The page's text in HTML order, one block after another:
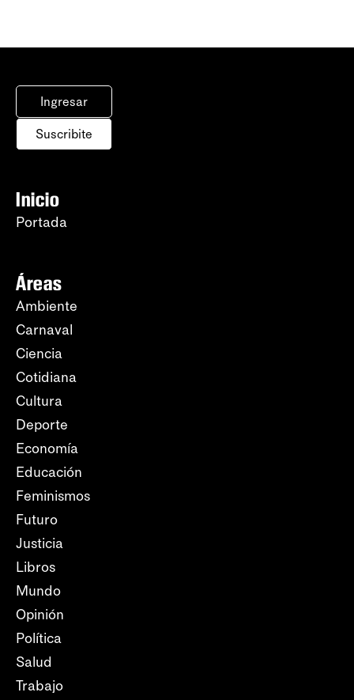
Ingresar
Suscribite
Inicio
Portada
Áreas
Ambiente
Carnaval
Ciencia
Cotidiana
Cultura
Deporte
Economía
Educación
Feminismos
Futuro
Justicia
Libros
Mundo
Opinión
Política
Salud
Trabajo